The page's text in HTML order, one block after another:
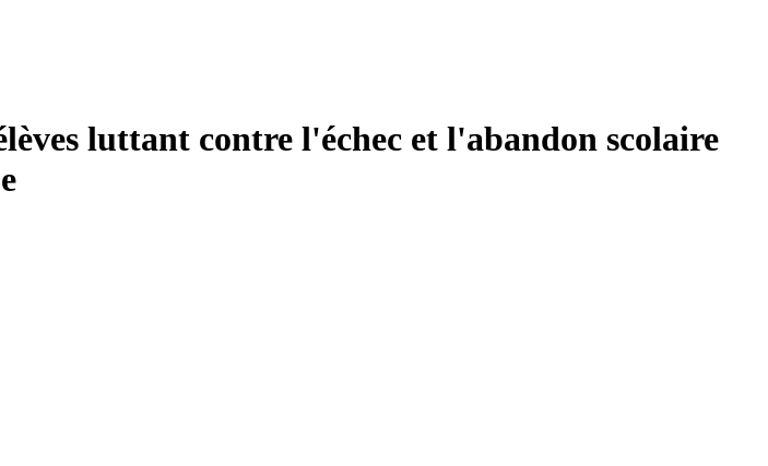
luttant contre l'échec et l'abandon scolaire